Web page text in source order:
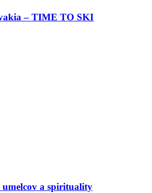
– TIME TO SKI
umelcov a spirituality